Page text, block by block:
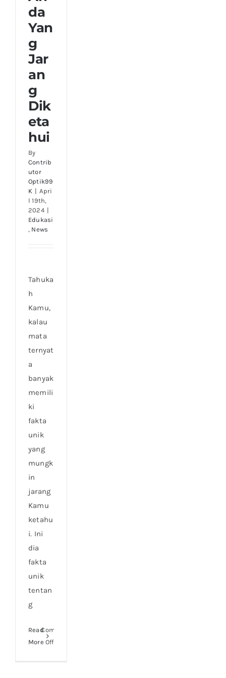
da
Yan
g
Jar
an
g
Dik
eta
hui
By
Contrib
utor
Optik99
K | Apri
l 19th,
2024 |
Edukasi
, News
Tahuka
h
Kamu,
kalau
mata
ternyat
a
banyak
memili
ki
fakta
unik
yang
mungk
in
jarang
Kamu
ketahu
i. Ini
dia
fakta
unik
tentan
g
Read
More
Comments
Offon